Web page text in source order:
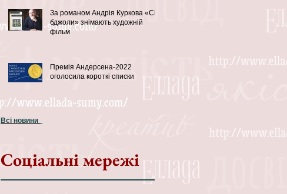
За романом Андрія Куркова «Сірі
бджоли» знімають художній
фільм
Премія Андерсена-2022
оголосила короткі списки
Всі новини
Соціальні мережі